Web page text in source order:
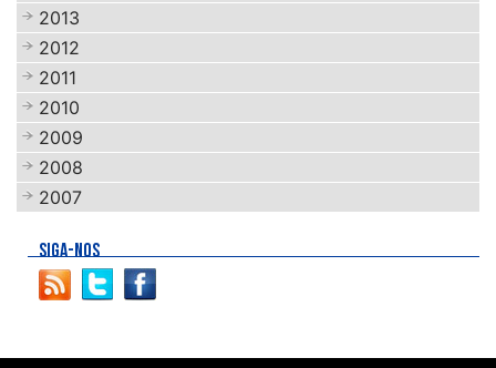
2013
2012
2011
2010
2009
2008
2007
SIGA-NOS